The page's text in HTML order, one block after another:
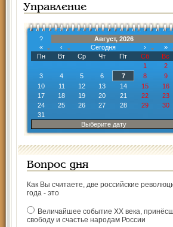
Управление
?
Август, 2026
«
‹ Сегодня ›
»
Пн
Вт Ср Чт Пт Сб
Вс
1
2
3
4 5 6 7 8
9
10
11 12 13 14 15
16
17
18 19 20 21 22
23
24
25 26 27 28 29
30
31
Выберите дату
Вопрос дня
Как Вы считаете, две российские
года - это
Величайшее событие ХХ века,
свободу и счастье народам России